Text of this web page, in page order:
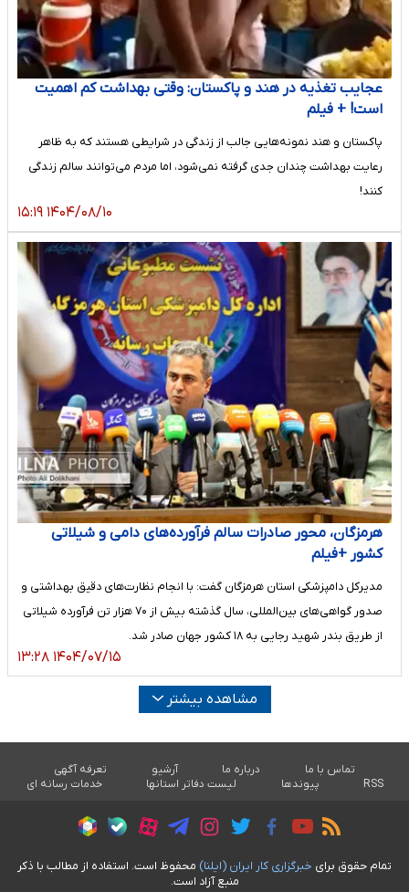
عجایب تغذیه در هند و پاکستان: وقتی بهداشت کم‌ اهمیت
است! + فیلم
پاکستان و هند نمونه‌هایی جالب از زندگی در شرایطی هستند که به ظاهر
رعایت بهداشت چندان جدی گرفته نمی‌شود، اما مردم می‌توانند سالم زندگی
کنند!
۱۴۰۴/۰۸/۱۰ ۱۵:۱۹
هرمزگان، محور صادرات سالم فرآورده‌های دامی و شیلاتی
کشور +فیلم
مدیرکل دامپزشکی استان هرمزگان گفت: با انجام نظارت‌های دقیق بهداشتی و
صدور گواهی‌های بین‌المللی، سال گذشته بیش از ۷۰ هزار تن فرآورده شیلاتی
از طریق بندر شهید رجایی به ۱۸ کشور جهان صادر شد.
۱۴۰۴/۰۷/۱۵ ۱۳:۲۸
مشاهده بیشتر
تماس با ما درباره ما آرشیو
تعرفه آگهی
RSS
پیوندها لیست دفاتر استانها خدمات رسانه ای
تمام حقوق برای خبرگزاری کار ايران (ايلنا) محفوظ است. استفاده از مطالب با ذکر
منبع آزاد است.